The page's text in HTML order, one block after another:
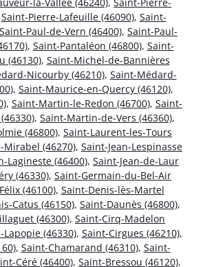
Saint-Pierre-Lafeuille (46090), Saint-
Saint-Paul-de-Vern (46400), Saint-Paul-
, Saint-Pantaléon (46800), Saint-
(46130), Saint-Michel-de-Bannières
Nicourby (46210), Saint-Médard-
, Saint-Maurice-en-Quercy (46120),
, Saint-Martin-le-Redon (46700), Saint-
, Saint-Martin-de-Vers (46360),
(46800), Saint-Laurent-les-Tours
Mirabel (46270), Saint-Jean-Lespinasse
Lagineste (46400), Saint-Jean-de-Laur
(46330), Saint-Germain-du-Bel-Air
(46100), Saint-Denis-lès-Martel
Catus (46150), Saint-Daunès (46800),
(46300), Saint-Cirq-Madelon
(46330), Saint-Cirgues (46210),
, Saint-Chamarand (46310), Saint-
Céré (46400), Saint-Bressou (46120),